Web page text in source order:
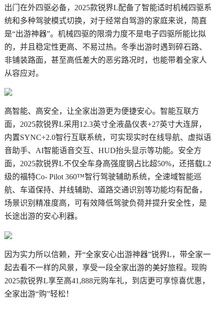
出门在外四驱必备，2025款锐界L配备了智能适时机械四驱系
统和多种驾驶模式切换，对于经常自驾游的家庭来说，简直
是“出游神器”。机械四驱的限滑力度不是电子四驱所能比拟
的，并且稳定性更高、不易过热。冬季出游时遇到碎石路、
非铺装路面，甚至高低差大的恶劣路况时，也能带着全家人
从容应对。
高智能、高安全，让全家出游更为便捷安心。智能互联方
面，2025款锐界L采用12.3英寸全液晶仪表+27英寸大连屏，
内置SYNC+2.0智行互联系统，可实现实时在线导航、虚拟语
音助手、AI智能语音交互、HUD抬头显示等功能。安全方
面，2025款锐界L不仅全车身高强度钢占比超50%，还搭载L2
级的福特Co- Pilot 360™智行驾驶辅助系统，全速域智能巡
航、车道保持、并线辅助、道路交通识别等功能均有配备，
场景识别精准度高，可有效降低驾驶负荷并提升安全性，是
长途出游的安心利器。
因为实力所以信赖，开“全家安心出游神器”锐界L，带全家一
起去看不一样的风景，享受一段全家出游的美好旅程。现购
2025款锐界L享至高41,888元购车礼，到店更可享惊喜优惠，
全家出游“购”轻松！